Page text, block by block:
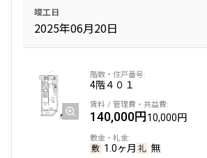
竣工日
2025年06月20日
4階４０１
140,000円10,000円
1.0ヶ月 無